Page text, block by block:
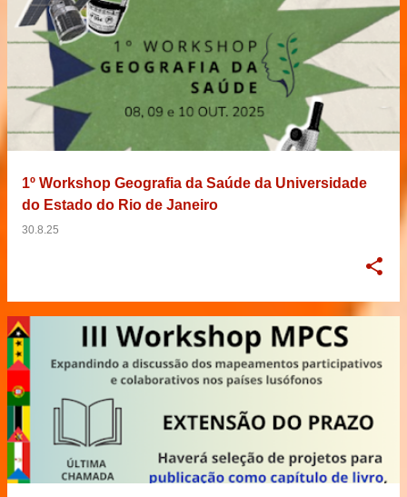
1º Workshop Geografia da Saúde da Universidade
do Estado do Rio de Janeiro
30.8.25